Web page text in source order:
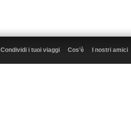
Condividi i tuoi viaggi Cos’è I nostri amici